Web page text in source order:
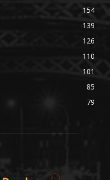
154
139
126
110
101
85
79